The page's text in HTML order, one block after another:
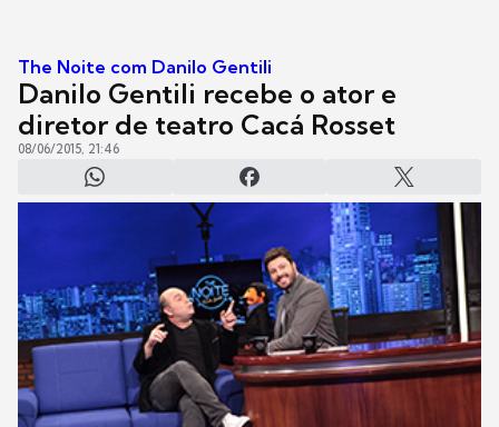
The Noite com Danilo Gentili
Danilo Gentili recebe o ator e
diretor de teatro Cacá Rosset
08/06/2015, 21:46